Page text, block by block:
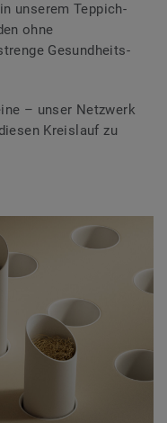
unserem Teppich-
ohne
Gesundheits-
– unser Netzwerk
Kreislauf zu